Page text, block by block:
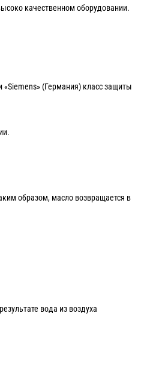
качественном оборудовании.
(Германия) класс защиты
образом, масло возвращается в
вода из воздуха